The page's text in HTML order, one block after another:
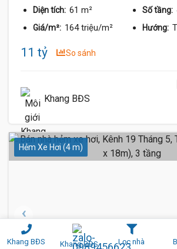
Khang BĐS Khang BĐS Lọc nhà
Diện tích: 61 m² Số tầng:
Giá/m²: 164 triệu/m² Hướng:
11 tỷ So sánh
Khang BĐS
Hẻm Xe Hơi (4 m)